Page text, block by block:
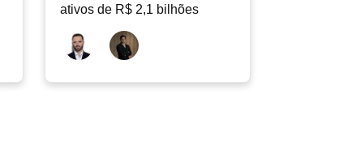
ativos de R$ 2,1 bilhões